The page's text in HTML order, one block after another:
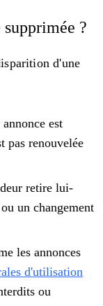
?
d'une
est
pas renouvelée
retire lui-
un changement
les annonces
d'utilisation
ou